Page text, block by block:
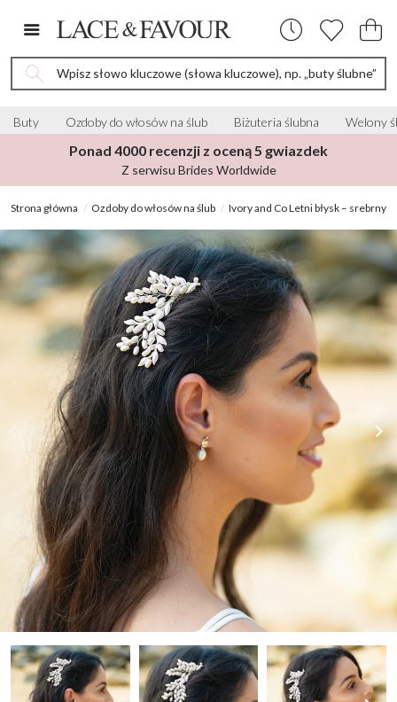
Wpisz słowo kluczowe (słowa kluczowe), np. „buty ślubne”
Buty Ozdoby do włosów na ślub Biżuteria ślubna Welony
Ponad 4000 recenzji z oceną 5 gwiazdek
Z serwisu Brides Worldwide
Strona główna Ozdoby do włosów na ślub Ivory and Co Letni błysk – srebrny